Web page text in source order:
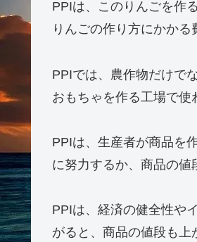
や企業戦略の策定に役立
＜よりわかりやすく例を
PPIは、商品を作ったり
めのデータです。
想像してみてください
植える、水やりをする、